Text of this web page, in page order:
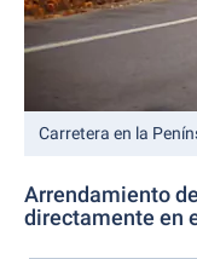
Carretera en la
Arrendamiento
directamente en